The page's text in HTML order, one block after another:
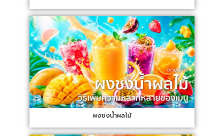
ผงชงน้ำผลไม้